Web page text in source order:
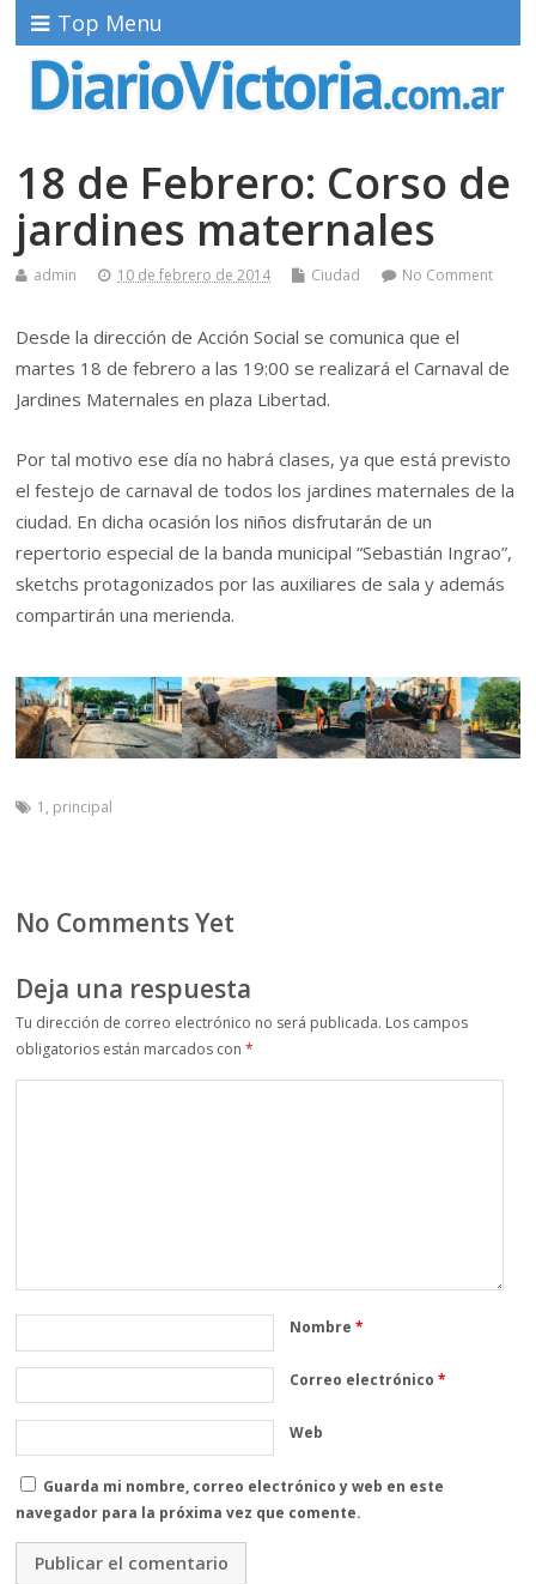
Top Menu
18 de Febrero: Corso de
jardines maternales
admin 10 de febrero de 2014 Ciudad No Comment
Desde la dirección de Acción Social se comunica que el
martes 18 de febrero a las 19:00 se realizará el Carnaval de
Jardines Maternales en plaza Libertad.
Por tal motivo ese día no habrá clases, ya que está previsto
el festejo de carnaval de todos los jardines maternales de la
ciudad. En dicha ocasión los niños disfrutarán de un
repertorio especial de la banda municipal “Sebastián Ingrao”,
sketchs protagonizados por las auxiliares de sala y además
compartirán una merienda.
1 , principal
No Comments Yet
Deja una respuesta
Tu dirección de correo electrónico no será publicada. Los campos
obligatorios están marcados con*
Nombre*
Correo electrónico*
Web
Guarda mi nombre, correo electrónico y web en este
navegador para la próxima vez que comente.